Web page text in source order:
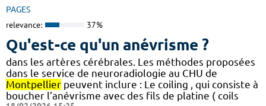
PAGES
relevance: 37%
Qu'est-ce qu'un anévrisme ?
dans les artères cérébrales. Les méthodes proposées
dans le service de neuroradiologie au CHU de
Montpellier peuvent inclure : Le coiling , qui consiste à
boucher l’anévrisme avec des fils de platine ( coils